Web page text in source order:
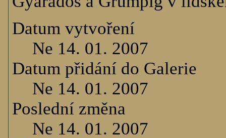
Datum vytvoření
Ne 14. 01. 2007
Datum přidání do Galerie
Ne 14. 01. 2007
Poslední změna
Ne 14. 01. 2007